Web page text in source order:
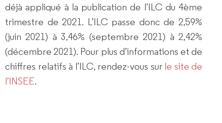
déjà appliqué à la publication de l’ILC du 4ème
trimestre de 2021. L’ILC passe donc de 2,59%
(juin 2021) à 3,46% (septembre 2021) à 2,42%
(décembre 2021). Pour plus d’informations et de
chiffres relatifs à l’ILC, rendez-vous sur le site de
l’INSEE.